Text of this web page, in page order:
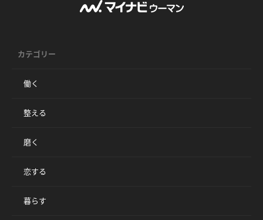
カテゴリー
働く
整える
磨く
恋する
暮らす